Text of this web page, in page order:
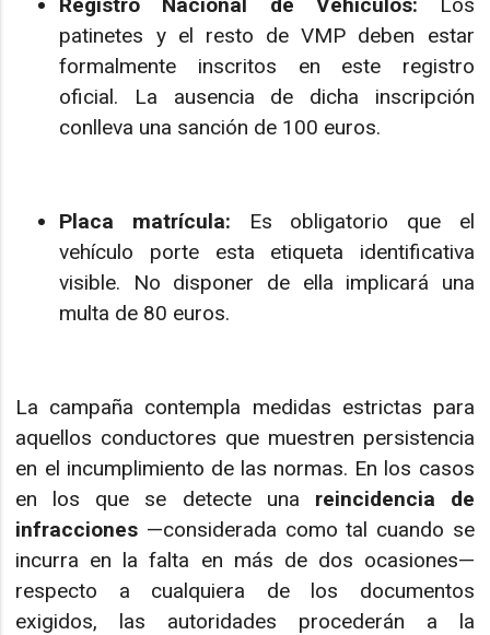
Registro Nacional de Vehículos: Los
patinetes y el resto de VMP deben estar
formalmente inscritos en este registro
oficial. La ausencia de dicha inscripción
conlleva una sanción de 100 euros.
Placa matrícula: Es obligatorio que el
vehículo porte esta etiqueta identificativa
visible. No disponer de ella implicará una
multa de 80 euros.
La campaña contempla medidas estrictas para
aquellos conductores que muestren persistencia
en el incumplimiento de las normas. En los casos
en los que se detecte una reincidencia de
infracciones —considerada como tal cuando se
incurra en la falta en más de dos ocasiones—
respecto a cualquiera de los documentos
exigidos, las autoridades procederán a la